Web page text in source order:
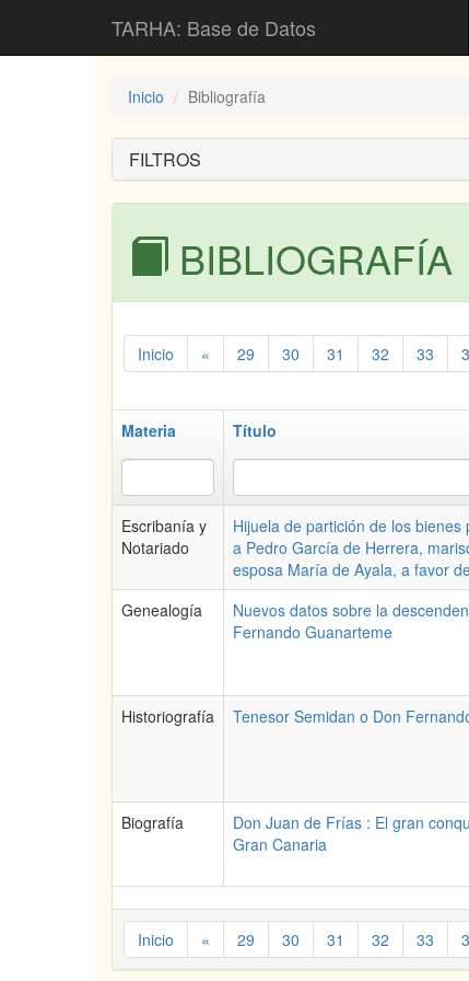
TARHA: Base de Datos
Inicio Bibliografía
FILTROS
BIBLIOGRAFÍA
Inicio « 29 30 31 32 33
Materia Título
Escribanía y
Notariado
Hijuela de partición de los bienes
a Pedro García de Herrera,
esposa María de Ayala, a favor
Genealogía
Nuevos datos sobre la
Fernando Guanarteme
Historiografía Tenesor Semidan o Don
Biografía
Don Juan de Frías : El gran
Gran Canaria
Inicio « 29 30 31 32 33